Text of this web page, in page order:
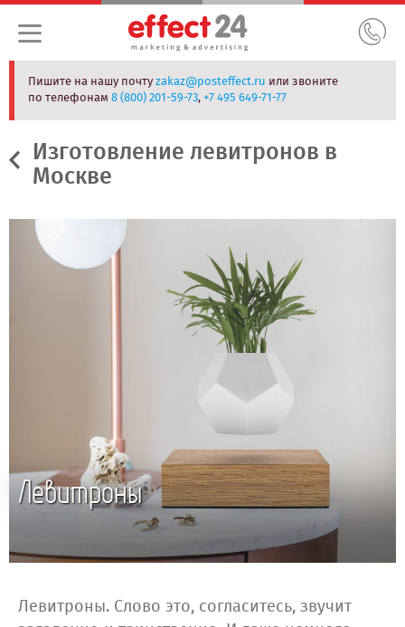
Пишите на нашу почтуzakaz@posteffect.ru или звоните
по телефонам8 (800) 201-59-73,+7 495 649-71-77
Изготовление левитронов в
Москве
Левитроны
Левитроны. Слово это, согласитесь, звучит